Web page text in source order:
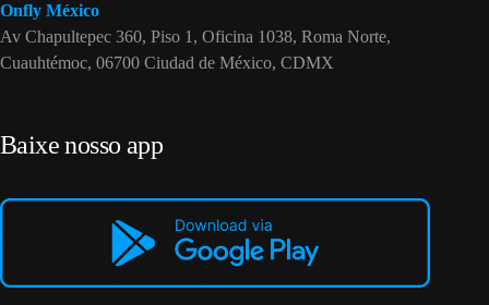
Onfly México
Av Chapultepec 360, Piso 1, Oficina 1038, Roma Norte,
Cuauhtémoc, 06700 Ciudad de México, CDMX
Baixe nosso app